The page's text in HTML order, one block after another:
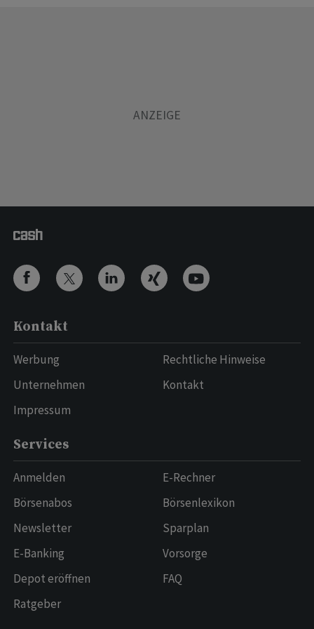
Kontakt
Werbung
Unternehmen
Impressum
Rechtliche Hinweise
Kontakt
Services
Anmelden
Börsenabos
Newsletter
E-Banking
Depot eröffnen
Ratgeber
E-Rechner
Börsenlexikon
Sparplan
Vorsorge
FAQ